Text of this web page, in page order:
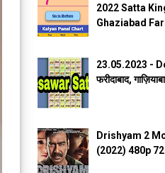
2022 Satta
Ghaziabad
23.05.2023 -
फरीदाबाद,
Drishyam 2
(2022) 480p